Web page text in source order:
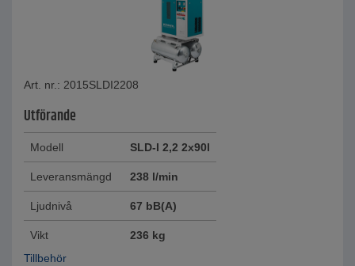
Art. nr.: 2015SLDI2208
Utförande
Modell SLD-I 2,2 2x90l
Leveransmängd 238 l/min
Ljudnivå 67 bB(A)
Vikt
236 kg
Tillbehör